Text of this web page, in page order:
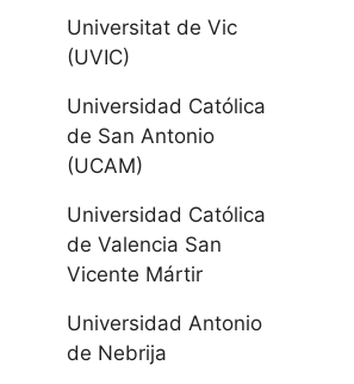
de Cervantes
IE Universidad
Universidad de
Universidad
Pontificia de
Salamanca
Universitat de Vic
(UVIC)
Universidad Católica
de San Antonio
(UCAM)
Universidad Católica
de Valencia San
Vicente Mártir
Universidad Antonio
de Nebrija